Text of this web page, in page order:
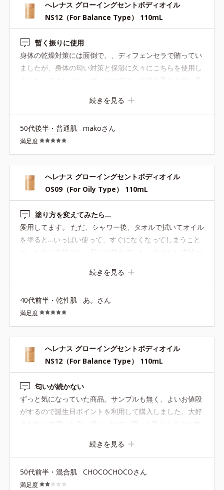
へレナス グローイングセントボディオイル
NS12（For Balance Type） 110mL
暫く振りに使用
身体の乾燥対策には面倒で、、ディフェンセラで賄ってい
ましたが、身体の匂い対策と保湿に久々にこちらを使用し
の香りだと思ったのも使用再開のきっかけです。付けた時
や、次の日に身体からほのかに良い香りがして、感動しま
した。毎日は面倒なので、数日置きに使用してます。暫く
使い続けて見ようと思います。
続きを見る
50代後半・普通肌 makoさん
満足度
へレナス グローイングセントボディオイル
OS09（For Oily Type） 110mL
塗り方を変えてみたら…
愛用してます。 ただ、シャワー後、タオルで拭いてオイル
を塗ると…いっぱい使って、すぐになくなってしまうこと
が、お金に余裕がない私には難点でした… 何かいい方法が
と、拭かずに軽く水気を手で払ってからベビーオイルを塗
って、残りの水気をポンポンとタオルで優しく押さえてた
ことを思い出して、私も真似しみました。少量で済むこと
が判明しました（笑） 何よりお肌がベタつかず、しっとり
してます。香りは、ほのかに香るくらいになります。夏場
もベタつかず、この方法で乗り越えれそうです！
続きを見る
40代前半・乾性肌 あ。さん
満足度
へレナス グローイングセントボディオイル
NS12（For Balance Type） 110mL
匂いが続かない
ずっと気になっていた商品。サンプルも無く、よいお値段
がするので誕生日ポイントを利用して購入しました。大好
沢山の皆さんがサンプルが欲しいと書いているにも関わら
ず何故サンプルが無いのか不思議。
続きを見る
50代前半・混合肌 CHOCOCHOCOさん
満足度